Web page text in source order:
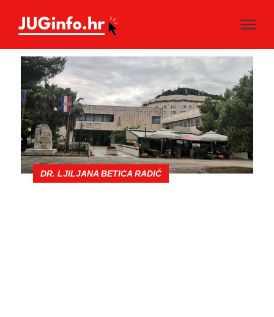
DR. LJILJANA BETICA RADIĆ